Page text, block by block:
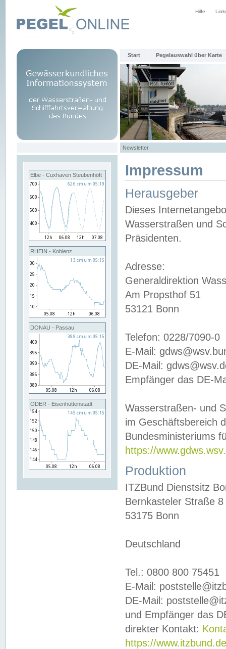
Hilfe
Start Pegelauswahl über Karte
Newsletter
Elbe - Cuxhaven Steubenhöft
RHEIN - Koblenz
DONAU - Passau
ODER - Eisenhüttenstadt
Impressum
Herausgeber
Dieses
Wasserstraßen und
Präsidenten.
Adresse:
Generaldirektion
Am Propsthof 51
53121 Bonn
Telefon: 0228/7090-0
E-Mail:
DE-Mail:
Empfänger das DE-
Wasserstraßen- und
im Geschäftsbereich
Bundesministeriums
https://
Produktion
ITZBund Dienstsitz
Bernkasteler Straße 8
53175 Bonn
Deutschland
Tel.: 0800 800 75451
E-Mail:
DE-Mail:
und Empfänger das
direkter Kontakt:
https://